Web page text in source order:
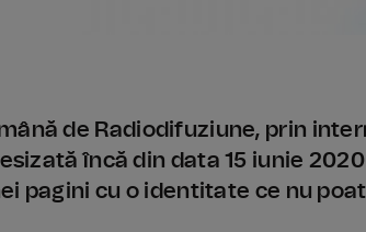
de Radiodifuziune, prin
încă din data 15 iunie
pagini cu o identitate ce nu